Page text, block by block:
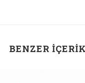
BENZER